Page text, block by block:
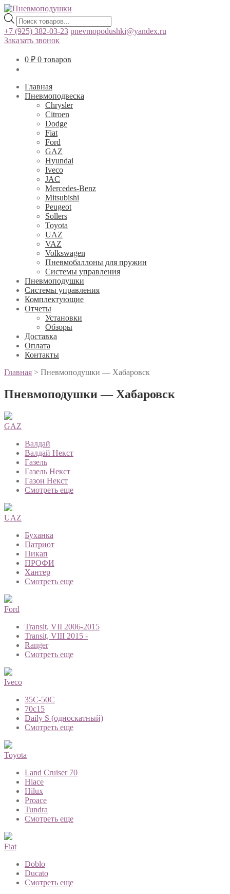
Поиск
товаров
+7 (925) 382-03-23 pnevmopodushki@yandex.ru
Заказать звонок
0 ₽ 0 товаров
Главная
Пневмоподвеска
Chrysler
Citroen
Dodge
Fiat
Ford
GAZ
Hyundai
Iveco
JAC
Mercedes-Benz
Mitsubishi
Peugeot
Sollers
Toyota
UAZ
VAZ
Volkswagen
Пневмобаллоны для пружин
Системы управления
Пневмоподушки
Системы управления
Комплектующие
Отчеты
Установки
Обзоры
Доставка
Оплата
Контакты
Главная > Пневмоподушки — Хабаровск
Пневмоподушки — Хабаровск
GAZ
Валдай
Валдай Некст
Газель
Газель Некст
Газон Некст
Смотреть еще
UAZ
Буханка
Патриот
Пикап
ПРОФИ
Хантер
Смотреть еще
Ford
Transit, VII 2006-2015
Transit, VIII 2015 -
Ranger
Смотреть еще
Iveco
35C-50C
70с15
Daily S (односкатный)
Смотреть еще
Toyota
Land Cruiser 70
Hiace
Hilux
Proace
Tundra
Смотреть еще
Fiat
Doblo
Ducato
Смотреть еще